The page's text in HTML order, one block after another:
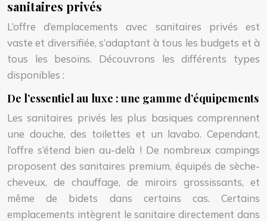
sanitaires privés
L’offre d’emplacements avec sanitaires privés est
vaste et diversifiée, s’adaptant à tous les budgets et à
tous les besoins. Découvrons les différents types
disponibles :
De l’essentiel au luxe : une gamme d’équipements
Les sanitaires privés les plus basiques comprennent
une douche, des toilettes et un lavabo. Cependant,
l’offre s’étend bien au-delà ! De nombreux campings
proposent des sanitaires premium, équipés de sèche-
cheveux, de chauffage, de miroirs grossissants, et
même de bidets dans certains cas. Certains
emplacements intègrent le sanitaire directement dans